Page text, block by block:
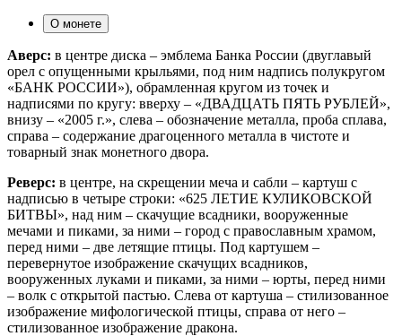
О монете
Аверс: в центре диска – эмблема Банка России (двуглавый
орел с опущенными крыльями, под ним надпись полукругом
«БАНК РОССИИ»), обрамленная кругом из точек и
надписями по кругу: вверху – «ДВАДЦАТЬ ПЯТЬ РУБЛЕЙ»,
внизу – «2005 г.», слева – обозначение металла, проба сплава,
справа – содержание драгоценного металла в чистоте и
товарный знак монетного двора.
Реверс: в центре, на скрещении меча и сабли – картуш с
надписью в четыре строки: «625 ЛЕТИЕ КУЛИКОВСКОЙ
БИТВЫ», над ним – скачущие всадники, вооруженные
мечами и пиками, за ними – город с православным храмом,
перед ними – две летящие птицы. Под картушем –
перевернутое изображение скачущих всадников,
вооруженных луками и пиками, за ними – юрты, перед ними
– волк с открытой пастью. Слева от картуша – стилизованное
изображение мифологической птицы, справа от него –
стилизованное изображение дракона.